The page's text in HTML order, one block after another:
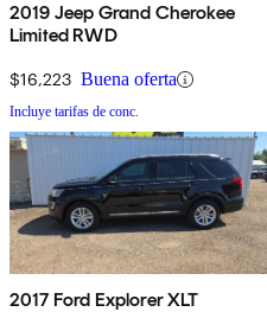
2019 Jeep Grand Cherokee
Limited RWD
$16,223 Buena oferta
Incluye tarifas de conc.
2017 Ford Explorer XLT